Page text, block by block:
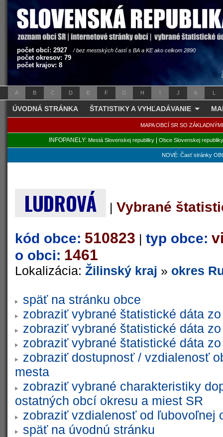
počet obcí: 2927 / bez mestských častí s BA a KE ako celkom 2890
počet okresov: 79
počet krajov: 8
A B C D E F G H I J K L
ÚVODNÁ STRÁNKA ŠTATISTIKY A VYHĽADÁVANIE
MAPA OBCÍ SR SO
INFOPANELY: Mestá Slovenskej republiky| Obce Slovenskej republiky
NOVÉ: Časť stránky
LUDROVÁ | Vybrané
kód obce: 510823 | typ obce:
o obci: 1461
Lokalizácia: Žilinský kraj » okres
späť na stránku obce
zobraziť vybrané štatistické dáta
zobraziť vybrané štatistické dáta
zobraziť vybrané štatistické dáta
zobraziť dostupnosť / vzdialenosť
mesta
zobraziť vybrané charakteristiky
ostatných obcí okresu a miest SR
zobraziť vzdialenosť od ľubovoľnej
späť na úvodnú stránku